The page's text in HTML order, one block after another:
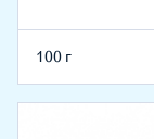
100 г